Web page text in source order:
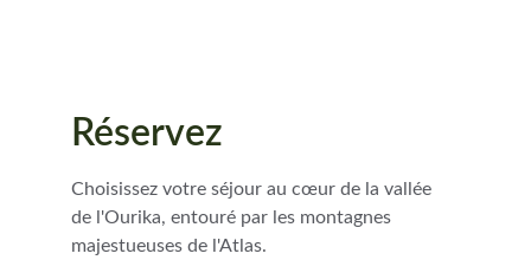
Réservez
Choisissez votre séjour au cœur de la vallée
de l'Ourika, entouré par les montagnes
majestueuses de l'Atlas.